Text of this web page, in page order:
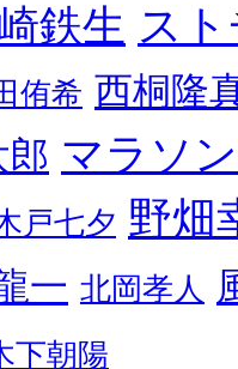
鉄生 ス
侑希 西桐隆
郎 マラソン
戸七夕 野畑
一 北岡孝人
下朝陽